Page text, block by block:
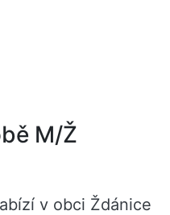
M/Ž
v obci Ždánice